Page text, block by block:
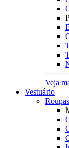
Veja
Vestuário
Roupas